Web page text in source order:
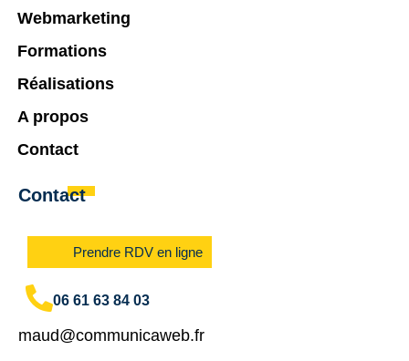
Contact
Prendre RDV en ligne
06 61 63 84 03
maud@communicaweb.fr
Webmarketing
Formations
Réalisations
A propos
Contact